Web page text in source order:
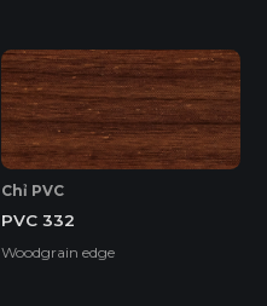
Chỉ PVC
PVC 332
Woodgrain edge